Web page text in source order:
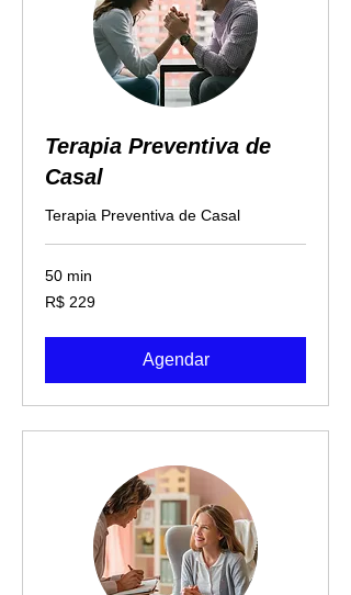
Terapia Preventiva de
Casal
Terapia Preventiva de Casal
50 min
229
Reais
R$ 229
Agendar